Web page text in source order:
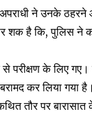
अपराधी ने उनके
शक है कि, पुलिस ने
परीक्षण के लिए
कर लिया गया
तौर पर